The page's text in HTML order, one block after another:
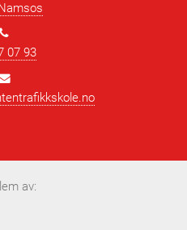
07 93
av: